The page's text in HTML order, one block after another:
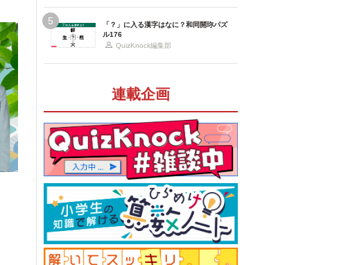
5
「？」に入る漢字はなに？和同開珎パズ
ル176
QuizKnock編集部
連載企画